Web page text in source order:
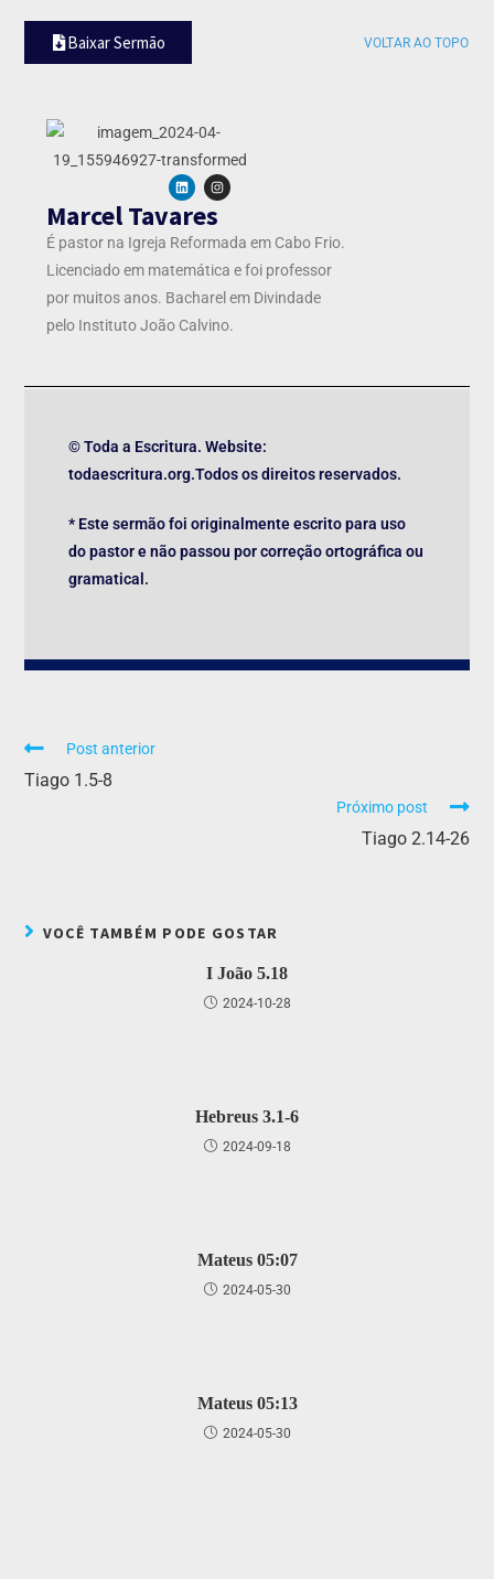
Baixar Sermão VOLTAR AO TOPO
Marcel Tavares
É pastor na Igreja Reformada em Cabo Frio.
Licenciado em matemática e foi professor
por muitos anos. Bacharel em Divindade
pelo Instituto João Calvino.
© Toda a Escritura. Website:
todaescritura.org.Todos os direitos reservados.
* Este sermão foi originalmente escrito para uso
do pastor e não passou por correção ortográfica ou
gramatical.
Post anterior
Tiago 1.5-8
Próximo post
Tiago 2.14-26
VOCÊ TAMBÉM PODE GOSTAR
I João 5.18
2024-10-28
Hebreus 3.1-6
2024-09-18
Mateus 05:07
2024-05-30
Mateus 05:13
2024-05-30